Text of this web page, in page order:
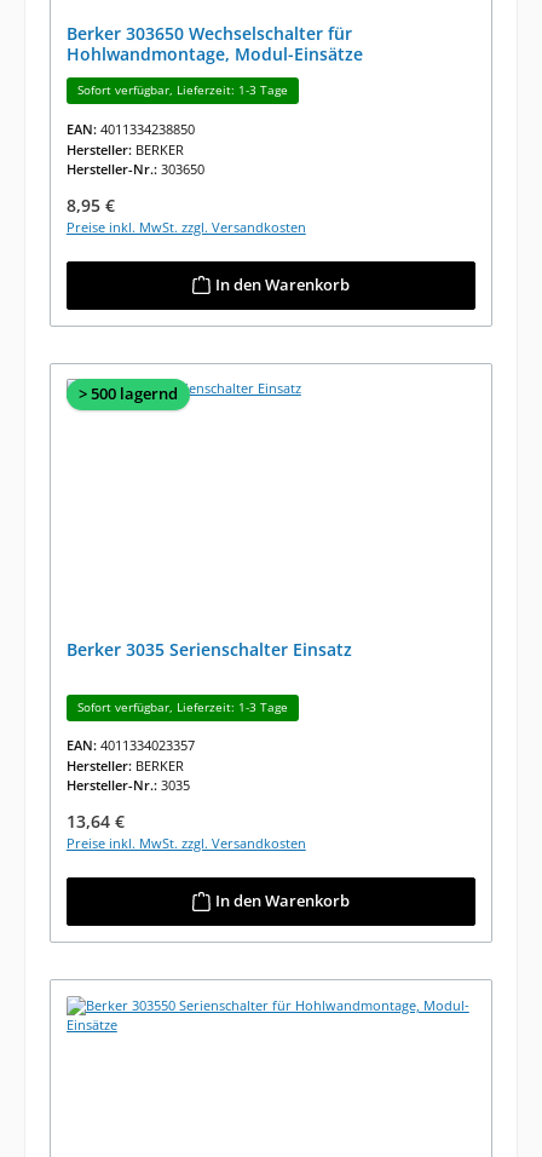
Berker 303650 Wechselschalter für
Hohlwandmontage, Modul-Einsätze
Sofort verfügbar, Lieferzeit: 1-3 Tage
EAN: 4011334238850
Hersteller: BERKER
Hersteller-Nr.: 303650
Regulärer Preis:
8,95 €
Preise inkl. MwSt. zzgl. Versandkosten
In den Warenkorb
> 500 lagernd
Berker 3035 Serienschalter Einsatz
Sofort verfügbar, Lieferzeit: 1-3 Tage
EAN: 4011334023357
Hersteller: BERKER
Hersteller-Nr.: 3035
Regulärer Preis:
13,64 €
Preise inkl. MwSt. zzgl. Versandkosten
In den Warenkorb